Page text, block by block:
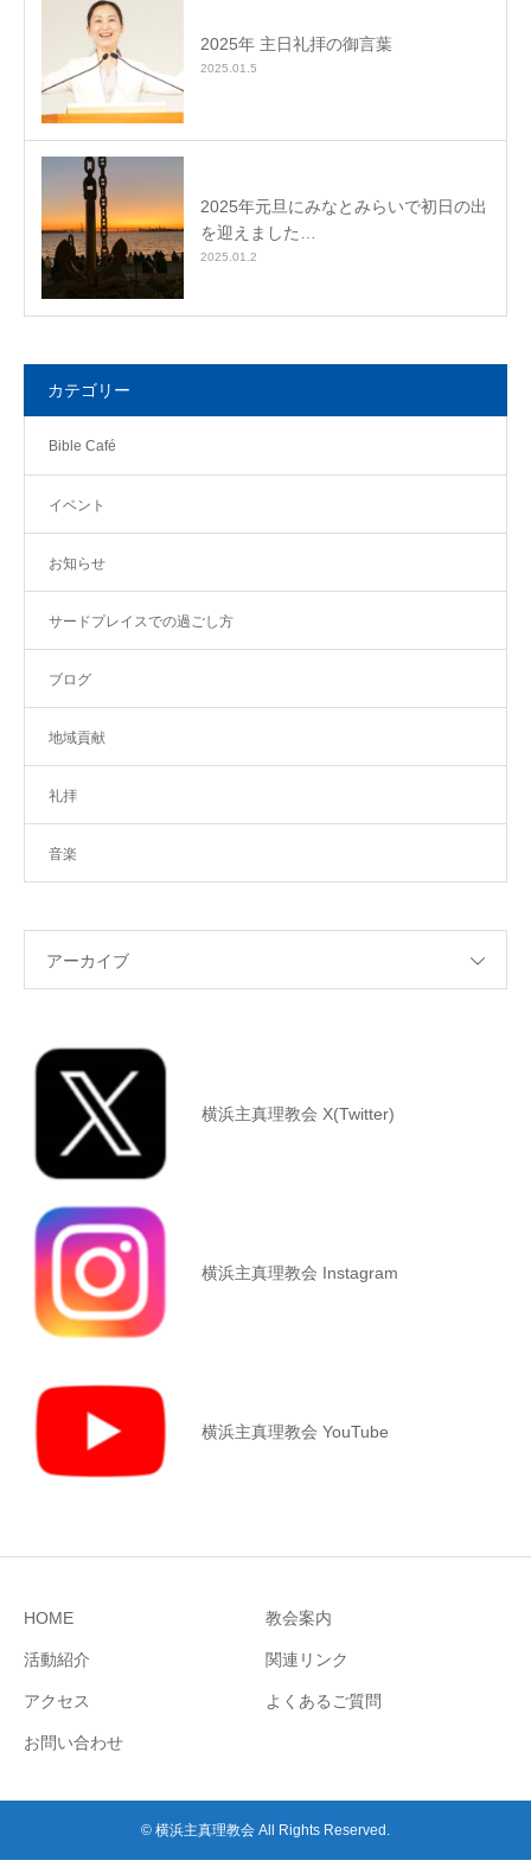
2025年 主日礼拝の御言葉
2025.01.5
2025年元旦にみなとみらいで初日の出
を迎えました…
2025.01.2
カテゴリー
Bible Café
イベント
お知らせ
サードプレイスでの過ごし方
ブログ
地域貢献
礼拝
音楽
アーカイブ
横浜主真理教会 X(Twitter)
横浜主真理教会 Instagram
横浜主真理教会 YouTube
HOME 教会案内
活動紹介 関連リンク
アクセス よくあるご質問
お問い合わせ
© 横浜主真理教会 All Rights Reserved.